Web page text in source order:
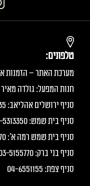
טלפונים:
מערכת האתר – הזמנות אונליין:
חנות המפעל: גולדה מאיר 3 ירושלים: 02-
סניף ירושלים אהליאב: 02-5313335
סניף בית שמש: 02-5313350
סניף בית שמש רמה א׳: 02-5777070
סניף בני ברק: 03-5155770
סניף צפת: 04-6551155